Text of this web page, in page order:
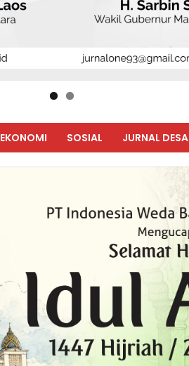
EKONOMI SOSIAL JURNAL DESA